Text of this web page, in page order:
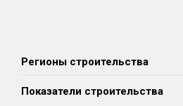
Регионы строительства
Показатели строительства
Сдано в 2018
Сдано в 2019